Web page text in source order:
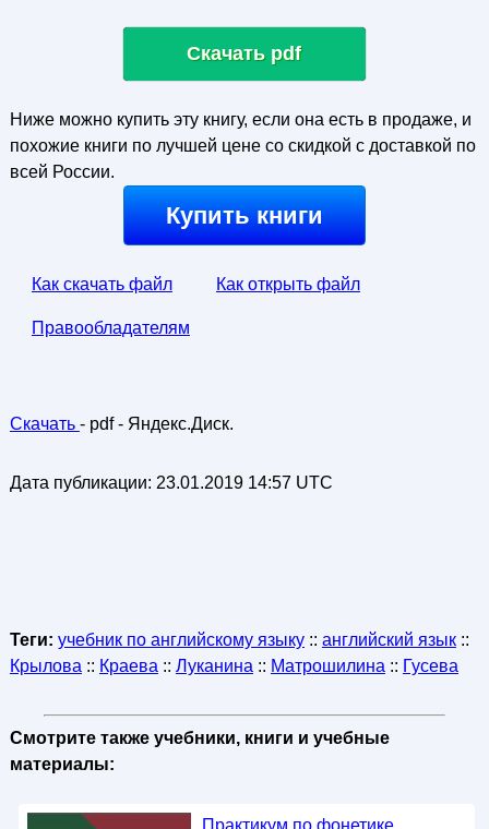
Скачать pdf
Ниже можно купить эту книгу, если она есть в продаже, и
похожие книги по лучшей цене со скидкой с доставкой по
всей России.
Купить книги
Как скачать файл Как открыть файл
Правообладателям
Скачать - pdf - Яндекс.Диск.
Дата публикации: 23.01.2019 14:57 UTC
Теги: учебник по английскому языку:: английский язык::
Крылова :: Краева :: Луканина :: Матрошилина :: Гусева
Смотрите также учебники, книги и учебные
материалы:
Практикум по фонетике